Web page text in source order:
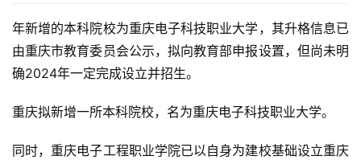
年新增的本科院校为重庆电子科技职业大学，其升格信息已
由重庆市教育委员会公示，拟向教育部申报设置，但尚未明
确2024年一定完成设立并招生。
重庆拟新增一所本科院校，名为重庆电子科技职业大学。
同时，重庆电子工程职业学院已以自身为建校基础设立重庆